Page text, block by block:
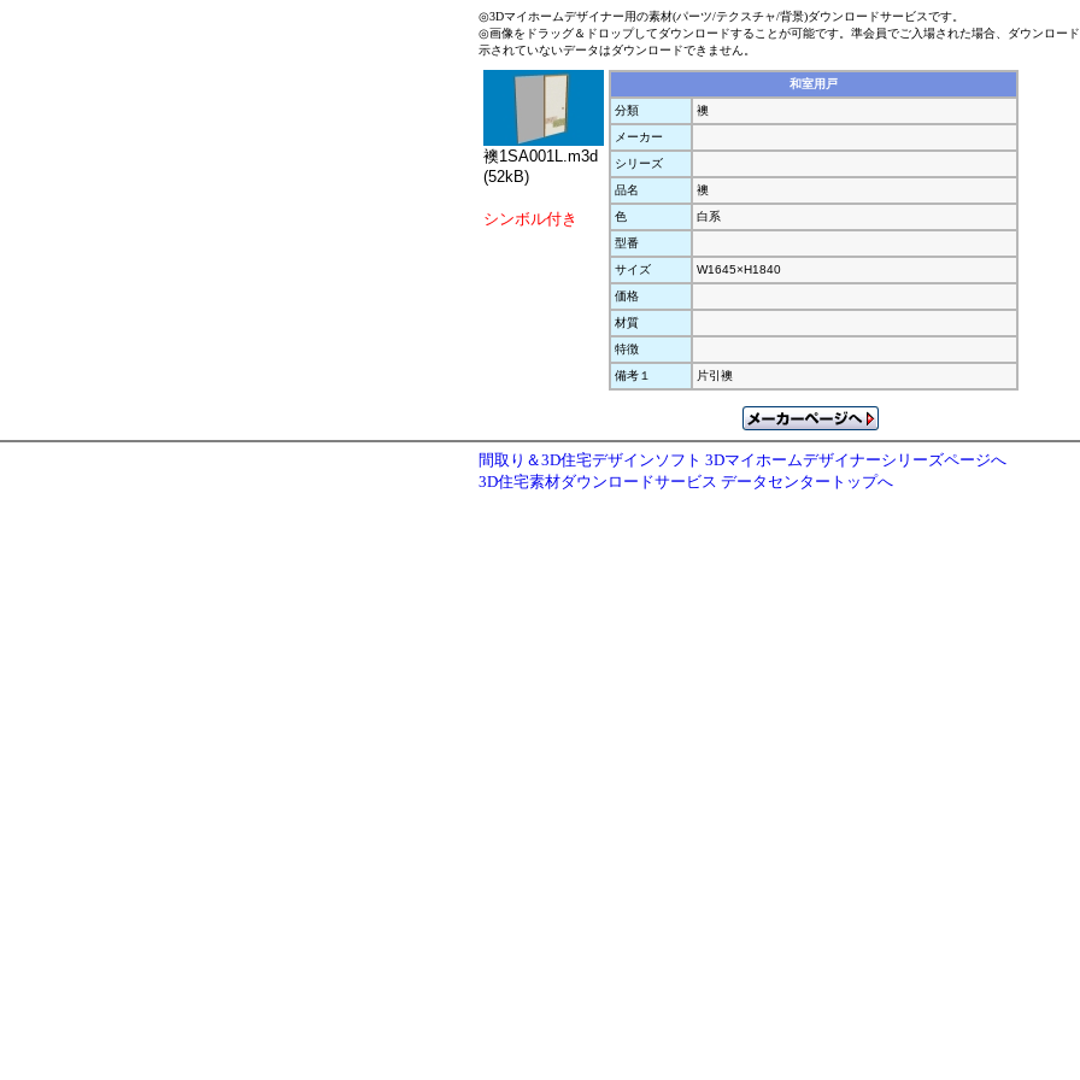
◎3Dマイホームデザイナー用の素材(パーツ/テクスチャ/背景)ダウンロードサービスです。
◎画像をドラッグ＆ドロップしてダウンロードすることが可能です。準会員でご入場された場合、ダウンロー
示されていないデータはダウンロードできません。
襖1SA001L.m3d
(52kB)
シンボル付き
和室用戸
分類
襖
メーカー
シリーズ
品名
襖
色
白系
型番
サイズ
W1645×H1840
価格
材質
特徴
備考１
片引襖
間取り＆3D住宅デザインソフト 3Dマイホームデザイナーシリーズページへ
3D住宅素材ダウンロードサービス データセンタートップへ